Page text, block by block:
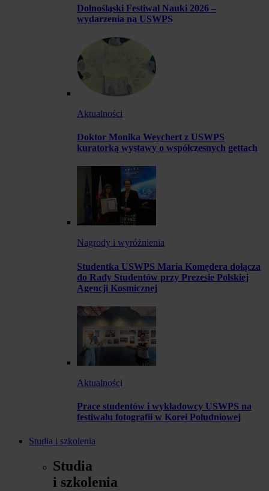
Dolnośląski Festiwal Nauki 2026 –
wydarzenia na USWPS
Aktualności
Doktor Monika Weychert z USWPS
kuratorką wystawy o współczesnych gettach
Nagrody i wyróżnienia
Studentka USWPS Maria Komędera dołącza
do Rady Studentów przy Prezesie Polskiej
Agencji Kosmicznej
Aktualności
Prace studentów i wykładowcy USWPS na
festiwalu fotografii w Korei Południowej
Studia i szkolenia
Studia
i szkolenia